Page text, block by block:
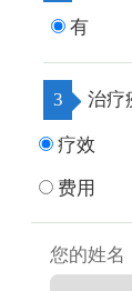
有
3 治疗
疗效
费用
您的姓名